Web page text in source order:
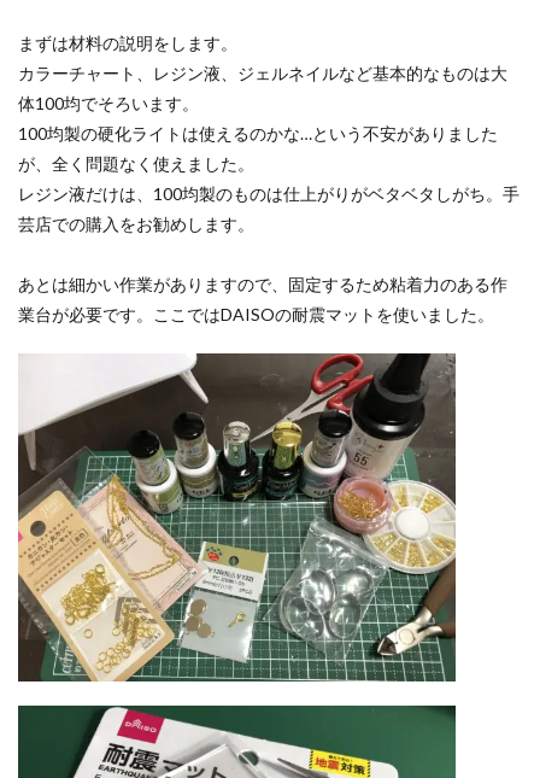
まずは材料の説明をします。
カラーチャート、レジン液、ジェルネイルなど基本的なものは大
体100均でそろいます。
100均製の硬化ライトは使えるのかな…という不安がありました
が、全く問題なく使えました。
レジン液だけは、100均製のものは仕上がりがベタベタしがち。手
芸店での購入をお勧めします。
あとは細かい作業がありますので、固定するため粘着力のある作
業台が必要です。ここではDAISOの耐震マットを使いました。